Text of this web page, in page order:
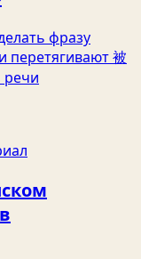
фразу
перетягивают 被
речи